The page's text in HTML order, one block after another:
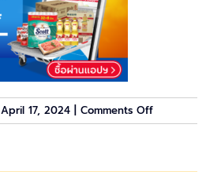
April 17, 2024 Comments Offon
image-